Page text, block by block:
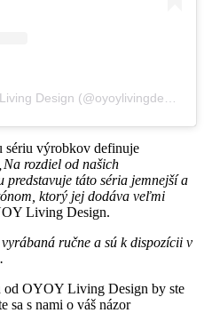
sériu výrobkov definuje
„Na rozdiel od našich
predstavuje táto séria jemnejší a
ktorý jej dodáva veľmi
Living Design.
ručne a sú k dispozícii v
OYOY Living Design by ste
sa s nami o váš názor